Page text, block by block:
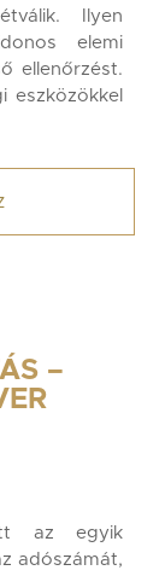
Ilyen
elemi
ellenőrzést.
eszközökkel
–
az egyik
adószámát,